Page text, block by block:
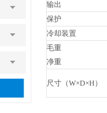
输出
保护
冷却装置
毛重
净重
尺寸（W×D×H）